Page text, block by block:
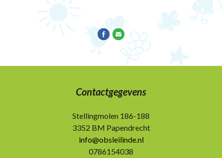
Contactgegevens
Stellingmolen 186-188
3352 BM Papendrecht
info@obsleilinde.nl
0786154038